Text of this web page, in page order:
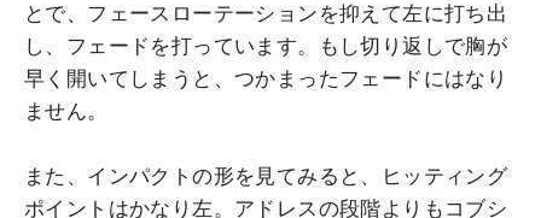
とで、フェースローテーションを抑えて左に打ち出
し、フェードを打っています。もし切り返しで胸が
早く開いてしまうと、つかまったフェードにはなり
ません。
また、インパクトの形を見てみると、ヒッティング
ポイントはかなり左。アドレスの段階よりもコブシ